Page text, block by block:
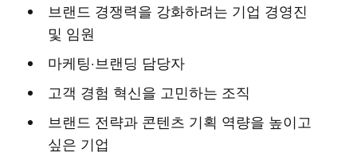
브랜드 경쟁력을 강화하려는 기업 경영진
및 임원
마케팅·브랜딩 담당자
고객 경험 혁신을 고민하는 조직
브랜드 전략과 콘텐츠 기획 역량을 높이고
싶은 기업